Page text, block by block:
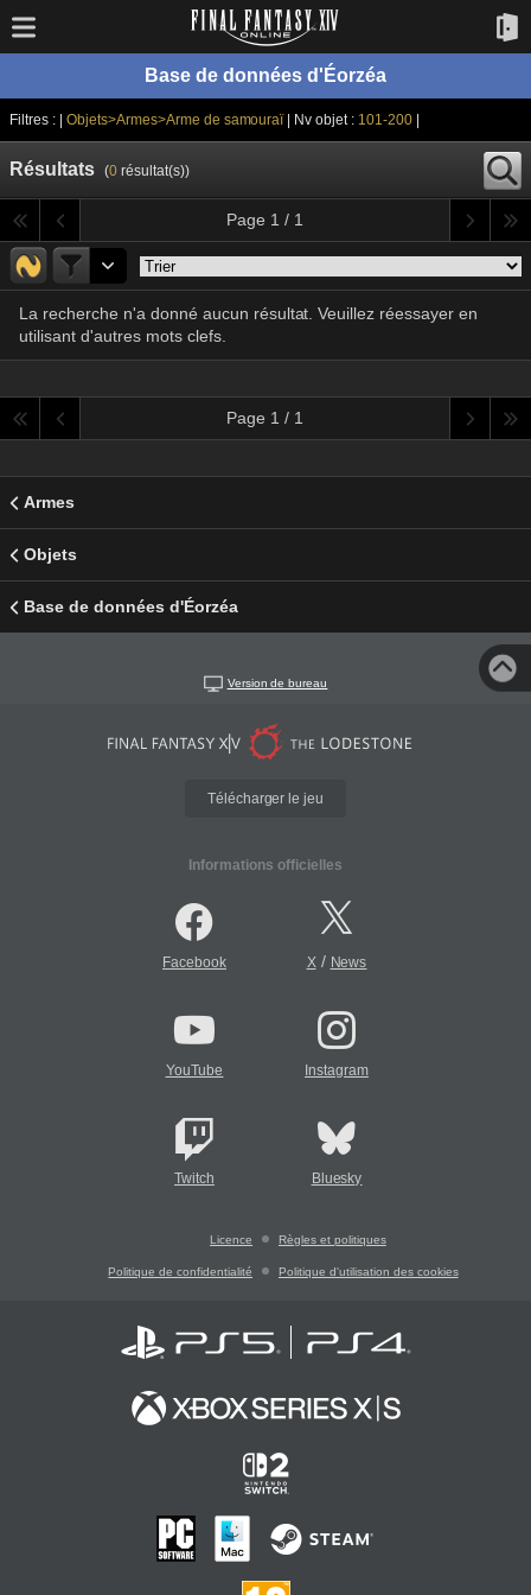
Base de données d'Éorzéa
Filtres : | Objets>Armes>Arme de samouraï | Nv objet : 101-200
Résultats (0résultat(s))
Page 1 / 1
La recherche n'a donné aucun résultat. Veuillez réessayer en
utilisant d'autres mots clefs.
Page 1 / 1
Armes
Objets
Base de données d'Éorzéa
Version de bureau
Télécharger le jeu
Informations officielles
Facebook X/ News
YouTube Instagram
Twitch Bluesky
Licence Règles et politiques
Politique de confidentialité Politique d'utilisation des cookies